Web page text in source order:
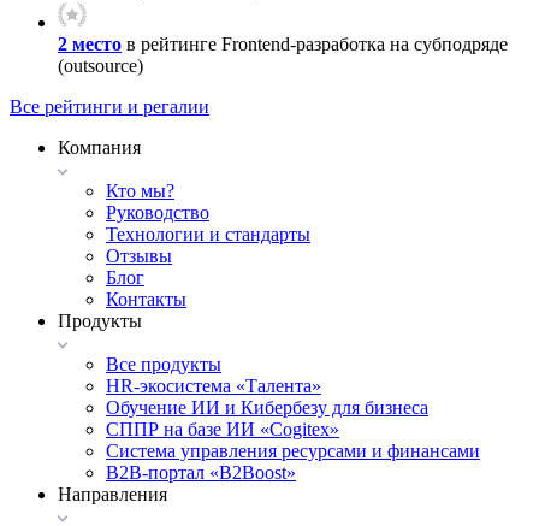
2 место в рейтинге Frontend-разработка на субподряде
(outsource)
Все рейтинги и регалии
Компания
Кто мы?
Руководство
Технологии и стандарты
Отзывы
Блог
Контакты
Продукты
Все продукты
HR-экосистема «Талента»
Обучение ИИ и Кибербезу для бизнеса
СППР на базе ИИ «Cogitex»
Система управления ресурсами и финансами
B2B-портал «B2Boost»
Направления